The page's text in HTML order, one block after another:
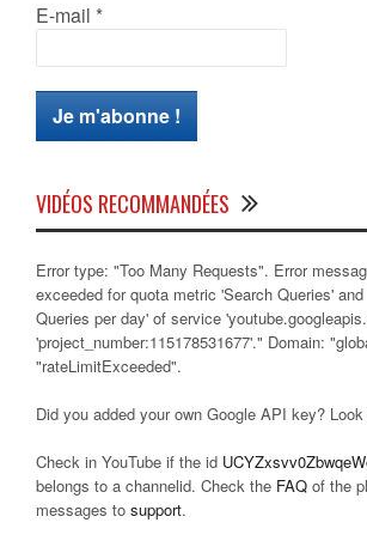
E-mail *
VIDÉOS RECOMMANDÉES
Error type: "Too Many Requests". Error
exceeded for quota metric 'Search Queries'
Queries per day' of service
'project_number:115178531677'." Domain:
"rateLimitExceeded".
Did you added your own Google API key?
Check in YouTube if the id
belongs to a channelid. Check the FAQ of the
messages to support.